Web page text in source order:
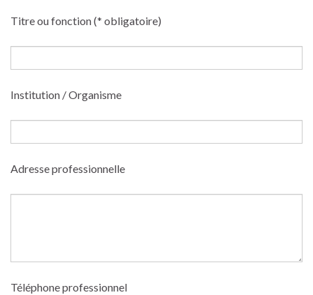
Titre ou fonction (* obligatoire)
Institution / Organisme
Adresse professionnelle
Téléphone professionnel